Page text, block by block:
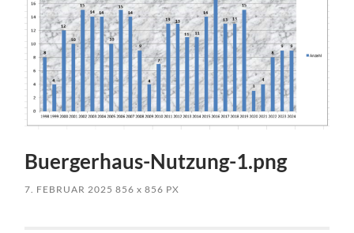
Buergerhaus-Nutzung-1.png
7. FEBRUAR 2025 856x 856 PX